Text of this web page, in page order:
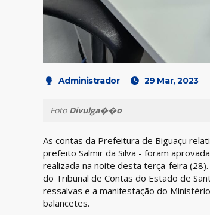
Administrador 29 Mar, 2023
Foto Divulga��o
As contas da Prefeitura de Biguaçu
prefeito Salmir da Silva - foram
realizada na noite desta terça-feira
do Tribunal de Contas do Estado de
ressalvas e a manifestação do
balancetes.